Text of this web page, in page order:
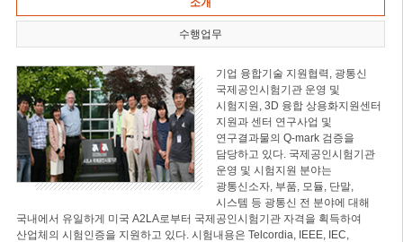
소개
수행업무
기업 융합기술 지원협력, 광통신
국제공인시험기관 운영 및
시험지원, 3D 융합 상용화지원센터
지원과 센터 연구사업 및
연구결과물의 Q-mark 검증을
담당하고 있다. 국제공인시험기관
운영 및 시험지원 분야는
광통신소자, 부품, 모듈, 단말,
시스템 등 광통신 전 분야에 대해
국내에서 유일하게 미국 A2LA로부터 국제공인시험기관 자격을 획득하여
산업체의 시험인증을 지원하고 있다. 시험내용은 Telcordia, IEEE, IEC,